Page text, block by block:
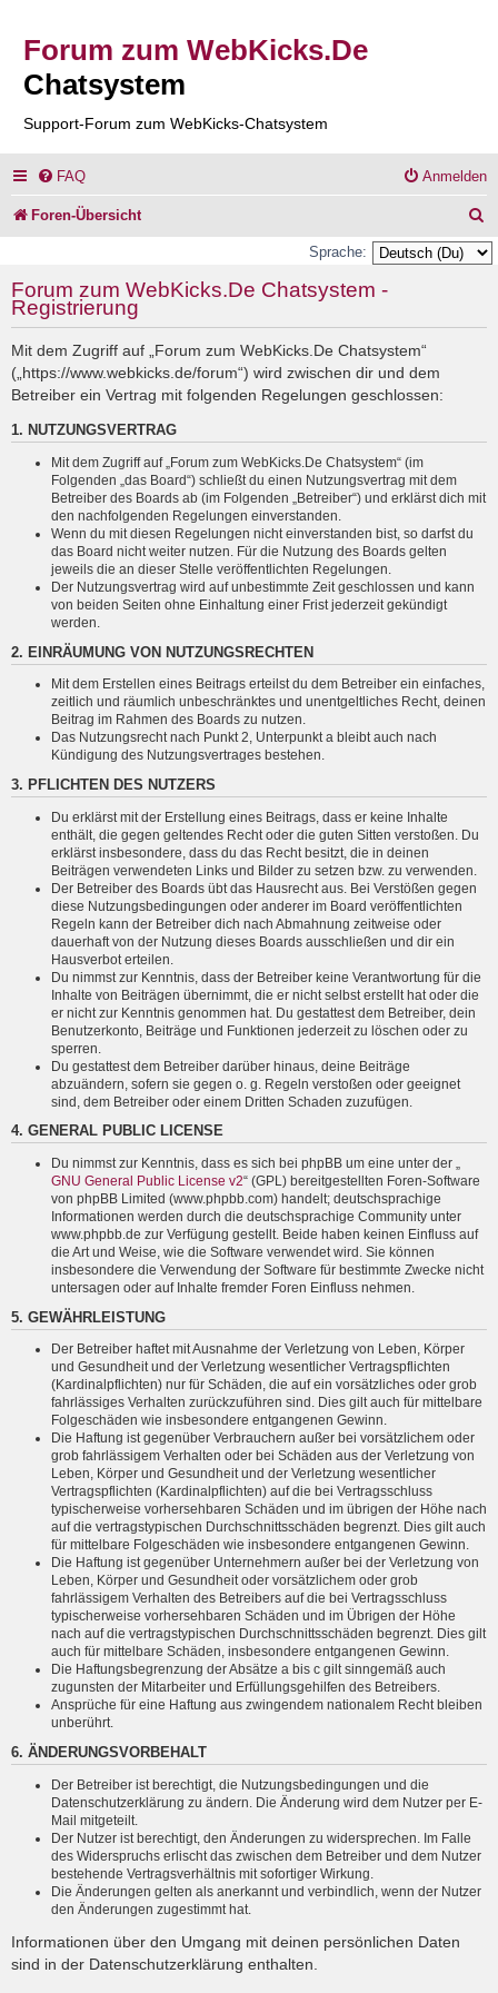
Forum zum WebKicks.De
Chatsystem
Support-Forum zum WebKicks-Chatsystem
FAQ Anmelden
Foren-Übersicht
u
Sprache:
Forum zum WebKicks.De Chatsystem -
Registrierung
Mit dem Zugriff auf „Forum zum WebKicks.De Chatsystem“
(„https://www.webkicks.de/forum“) wird zwischen dir und dem
Betreiber ein Vertrag mit folgenden Regelungen geschlossen:
1. NUTZUNGSVERTRAG
Mit dem Zugriff auf „Forum zum WebKicks.De Chatsystem“ (im
Folgenden „das Board“) schließt du einen Nutzungsvertrag mit dem
Betreiber des Boards ab (im Folgenden „Betreiber“) und erklärst dich mit
den nachfolgenden Regelungen einverstanden.
Wenn du mit diesen Regelungen nicht einverstanden bist, so darfst du
das Board nicht weiter nutzen. Für die Nutzung des Boards gelten
jeweils die an dieser Stelle veröffentlichten Regelungen.
Der Nutzungsvertrag wird auf unbestimmte Zeit geschlossen und kann
von beiden Seiten ohne Einhaltung einer Frist jederzeit gekündigt
werden.
2. EINRÄUMUNG VON NUTZUNGSRECHTEN
Mit dem Erstellen eines Beitrags erteilst du dem Betreiber ein einfaches,
zeitlich und räumlich unbeschränktes und unentgeltliches Recht, deinen
Beitrag im Rahmen des Boards zu nutzen.
Das Nutzungsrecht nach Punkt 2, Unterpunkt a bleibt auch nach
Kündigung des Nutzungsvertrages bestehen.
3. PFLICHTEN DES NUTZERS
Du erklärst mit der Erstellung eines Beitrags, dass er keine Inhalte
enthält, die gegen geltendes Recht oder die guten Sitten verstoßen. Du
erklärst insbesondere, dass du das Recht besitzt, die in deinen
Beiträgen verwendeten Links und Bilder zu setzen bzw. zu verwenden.
Der Betreiber des Boards übt das Hausrecht aus. Bei Verstößen gegen
diese Nutzungsbedingungen oder anderer im Board veröffentlichten
Regeln kann der Betreiber dich nach Abmahnung zeitweise oder
dauerhaft von der Nutzung dieses Boards ausschließen und dir ein
Hausverbot erteilen.
Du nimmst zur Kenntnis, dass der Betreiber keine Verantwortung für die
Inhalte von Beiträgen übernimmt, die er nicht selbst erstellt hat oder die
er nicht zur Kenntnis genommen hat. Du gestattest dem Betreiber, dein
Benutzerkonto, Beiträge und Funktionen jederzeit zu löschen oder zu
sperren.
Du gestattest dem Betreiber darüber hinaus, deine Beiträge
abzuändern, sofern sie gegen o. g. Regeln verstoßen oder geeignet
sind, dem Betreiber oder einem Dritten Schaden zuzufügen.
4. GENERAL PUBLIC LICENSE
Du nimmst zur Kenntnis, dass es sich bei phpBB um eine unter der „
GNU General Public License v2“ (GPL) bereitgestellten Foren-Software
von phpBB Limited (www.phpbb.com) handelt; deutschsprachige
Informationen werden durch die deutschsprachige Community unter
www.phpbb.de zur Verfügung gestellt. Beide haben keinen Einfluss auf
die Art und Weise, wie die Software verwendet wird. Sie können
insbesondere die Verwendung der Software für bestimmte Zwecke nicht
untersagen oder auf Inhalte fremder Foren Einfluss nehmen.
5. GEWÄHRLEISTUNG
Der Betreiber haftet mit Ausnahme der Verletzung von Leben, Körper
und Gesundheit und der Verletzung wesentlicher Vertragspflichten
(Kardinalpflichten) nur für Schäden, die auf ein vorsätzliches oder grob
fahrlässiges Verhalten zurückzuführen sind. Dies gilt auch für mittelbare
Folgeschäden wie insbesondere entgangenen Gewinn.
Die Haftung ist gegenüber Verbrauchern außer bei vorsätzlichem oder
grob fahrlässigem Verhalten oder bei Schäden aus der Verletzung von
Leben, Körper und Gesundheit und der Verletzung wesentlicher
Vertragspflichten (Kardinalpflichten) auf die bei Vertragsschluss
typischerweise vorhersehbaren Schäden und im übrigen der Höhe nach
auf die vertragstypischen Durchschnittsschäden begrenzt. Dies gilt auch
für mittelbare Folgeschäden wie insbesondere entgangenen Gewinn.
Die Haftung ist gegenüber Unternehmern außer bei der Verletzung von
Leben, Körper und Gesundheit oder vorsätzlichem oder grob
fahrlässigem Verhalten des Betreibers auf die bei Vertragsschluss
typischerweise vorhersehbaren Schäden und im Übrigen der Höhe
nach auf die vertragstypischen Durchschnittsschäden begrenzt. Dies gilt
auch für mittelbare Schäden, insbesondere entgangenen Gewinn.
Die Haftungsbegrenzung der Absätze a bis c gilt sinngemäß auch
zugunsten der Mitarbeiter und Erfüllungsgehilfen des Betreibers.
Ansprüche für eine Haftung aus zwingendem nationalem Recht bleiben
unberührt.
6. ÄNDERUNGSVORBEHALT
Der Betreiber ist berechtigt, die Nutzungsbedingungen und die
Datenschutzerklärung zu ändern. Die Änderung wird dem Nutzer per E-
Mail mitgeteilt.
Der Nutzer ist berechtigt, den Änderungen zu widersprechen. Im Falle
des Widerspruchs erlischt das zwischen dem Betreiber und dem Nutzer
bestehende Vertragsverhältnis mit sofortiger Wirkung.
Die Änderungen gelten als anerkannt und verbindlich, wenn der Nutzer
den Änderungen zugestimmt hat.
Informationen über den Umgang mit deinen persönlichen Daten
sind in der Datenschutzerklärung enthalten.